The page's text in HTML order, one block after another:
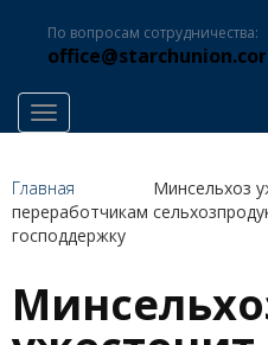
По вопросам сотрудничества:
office@starchunion.com
Toggle navigation
Главная
Минсельхоз
переработчикам
господдержку